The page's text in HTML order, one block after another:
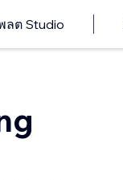
ลต Studio